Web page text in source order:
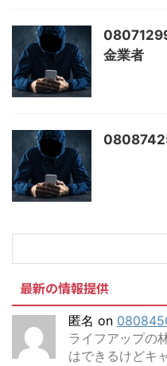
金業者
最新の情報提供
匿名 on
ライフアップの
はできるけどキ